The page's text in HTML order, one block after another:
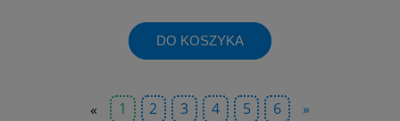
DO KOSZYKA
« 1 2 3 4 5 6 »